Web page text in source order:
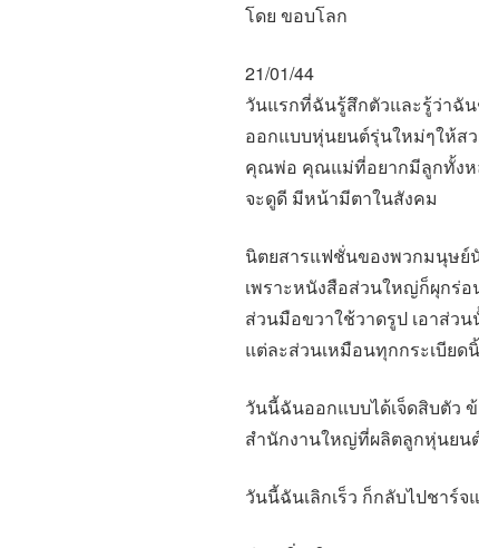
ยนต์
บรรยากาศ
ดาว
เคราะห์”
โดย ขอบโลก
21/01/44
วันแรกที่ฉันรู้สึกตัวและรู้ว่าฉั
ออกแบบหุ่นยนต์รุ่นใหม่ๆให้ส
คุณพ่อ คุณแม่ที่อยากมีลูกทั้งห
จะดูดี มีหน้ามีตาในสังคม
นิตยสารแฟชั่นของพวกมนุษย์
เพราะหนังสือส่วนใหญ่ก็ผุกร่
ส่วนมือขวาใช้วาดรูป เอาส่ว
แต่ละส่วนเหมือนทุกกระเบียด
วันนี้ฉันออกแบบได้เจ็ดสิบตัว
สำนักงานใหญ่ที่ผลิตลูกหุ่นยน
วันนี้ฉันเลิกเร็ว ก็กลับไปชาร์